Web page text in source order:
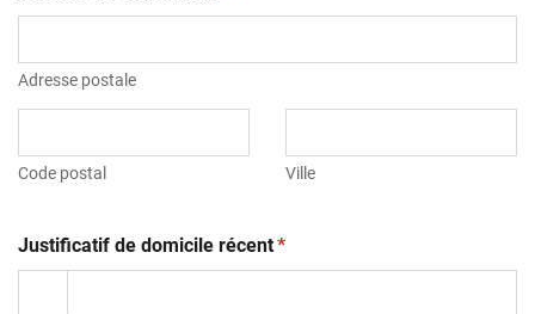
Adresse postale
Code postal Ville
Justificatif de domicile récent(obligatoire)
*